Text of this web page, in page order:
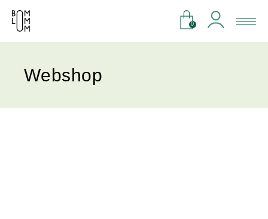
0
Webshop